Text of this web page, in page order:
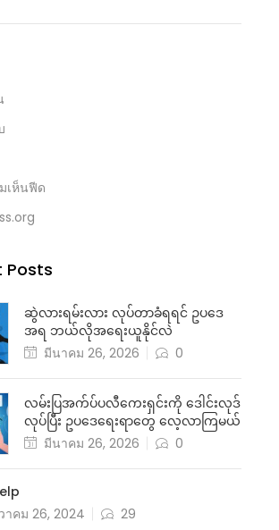
เห็นฟีด
Posts
ဆွဲလားရမ်းလား လုပ်တာခံရရင် ဥပဒေ
အရ ဘယ်လိုအရေးယူနိုင်လဲ
มีนาคม 26, 2026
0
လမ်းပြအက်ပ်ပလီကေးရှင်းကို ဒေါင်းလုဒ်
လုပ်ပြီး ဥပဒေရေးရာတွေ လေ့လာကြမယ်
มีนาคม 26, 2026
0
าคม 26, 2024
29